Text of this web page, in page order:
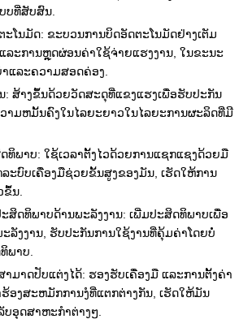
ບທີ່ສັບສົນ.
ະໂນມັດ: ຂະບວນການບິດອັດຕະໂນມັດຢ່າງເຕັມ
ລະການຫຼຸດຜ່ອນຄ່າໃຊ້ຈ່າຍແຮງງານ, ໃນຂະນະ
ແລະຄວາມສອດຄ່ອງ.
: ສ້າງຂຶ້ນດ້ວຍວັດສະດຸທີ່ແຂງແຮງເພື່ອຮັບປະກັນ
າມຫມັ້ນຄົງໃນໄລຍະຍາວໃນໄລຍະການຜະລິດທີ່ມີ
ທິພາບ: ໃຊ້ເວລາຕັ້ງໄວດ້ວຍການແຊກແຊງດ້ວຍມື
ະບົບເຄື່ອງມືຊ່ວຍຂັ້ນສູງຂອງມັນ, ເຮັດໃຫ້ການ
ນ.
ສິດທິພາບດ້ານພະລັງງານ: ເພີ່ມປະສິດທິພາບເພື່ອ
ລັງງານ, ຮັບປະກັນການໃຊ້ງານທີ່ຄຸ້ມຄ່າໂດຍບໍ່
ພາບ.
າມາດປັບແຕ່ງໄດ້: ຮອງຮັບເຄື່ອງມື ແລະການຕັ້ງຄ່າ
ອງສະຫມັກການງໍທີ່ແຕກຕ່າງກັນ, ເຮັດໃຫ້ມັນ
ອຸດສາຫະກໍາຕ່າງໆ.